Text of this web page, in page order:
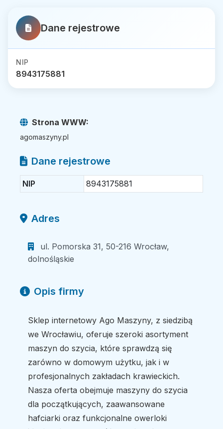
Dane rejestrowe
NIP
8943175881
Strona WWW:
agomaszyny.pl
Dane rejestrowe
NIP 8943175881
Adres
ul. Pomorska 31, 50-216 Wrocław,
dolnośląskie
Opis firmy
Sklep internetowy Ago Maszyny, z siedzibą
we Wrocławiu, oferuje szeroki asortyment
maszyn do szycia, które sprawdzą się
zarówno w domowym użytku, jak i w
profesjonalnych zakładach krawieckich.
Nasza oferta obejmuje maszyny do szycia
dla początkujących, zaawansowane
hafciarki oraz funkcjonalne owerloki